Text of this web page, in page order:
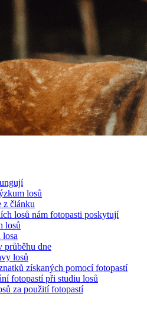
losů
z článku
losů nám fotopasti poskytují
losů
průběhu dne
losů
získaných pomocí fotopastí
fotopastí při studiu losů
za použití fotopastí